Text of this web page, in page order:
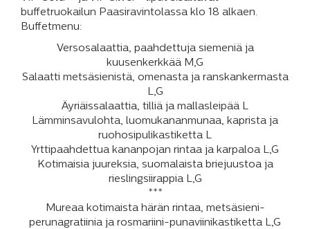
buffetruokailun Paasiravintolassa klo 18 alkaen.
Buffetmenu:
Versosalaattia, paahdettuja siemeniä ja
kuusenkerkkää M,G
Salaatti metsäsienistä, omenasta ja ranskankermasta
L,G
Äyriäissalaattia, tilliä ja mallasleipää L
Lämminsavulohta, luomukananmunaa, kaprista ja
ruohosipulikastiketta L
Yrttipaahdettua kananpojan rintaa ja karpaloa L,G
Kotimaisia juureksia, suomalaista briejuustoa ja
rieslingsiirappia L,G
***
Mureaa kotimaista härän rintaa, metsäsieni-
perunagratiinia ja rosmariini-punaviinikastiketta L,G